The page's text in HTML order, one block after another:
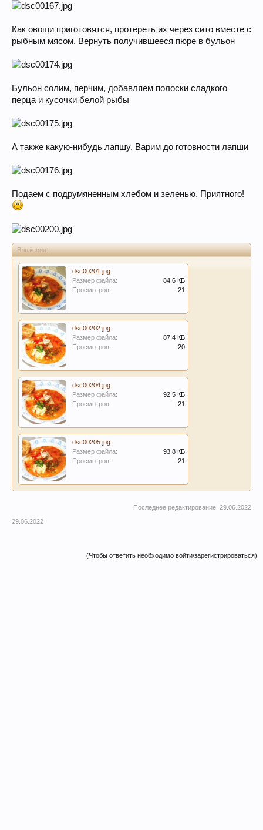
Как овощи приготовятся, протереть их через сито вместе с
рыбным мясом. Вернуть получившееся пюре в бульон
Бульон солим, перчим, добавляем полоски сладкого
перца и кусочки белой рыбы
А также какую-нибудь лапшу. Варим до готовности лапши
Подаем с подрумяненным хлебом и зеленью. Приятного!
Вложения:
dsc00201.jpg
Размер файла:
84,6 КБ
Просмотров:
21
dsc00202.jpg
Размер файла:
87,4 КБ
Просмотров:
20
dsc00204.jpg
Размер файла:
92,5 КБ
Просмотров:
21
dsc00205.jpg
Размер файла:
93,8 КБ
Просмотров:
21
Последнее редактирование: 29.06.2022
29.06.2022
(Чтобы ответить необходимо войти/зарегистрироваться)